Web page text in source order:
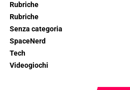
Rubriche
Rubriche
Senza categoria
SpaceNerd
Tech
Videogiochi